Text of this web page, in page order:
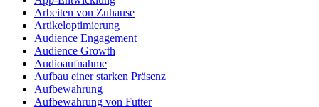
Arbeiten von Zuhause
Artikeloptimierung
Audience Engagement
Audience Growth
Audioaufnahme
Aufbau einer starken Präsenz
Aufbewahrung
Aufbewahrung von Futter